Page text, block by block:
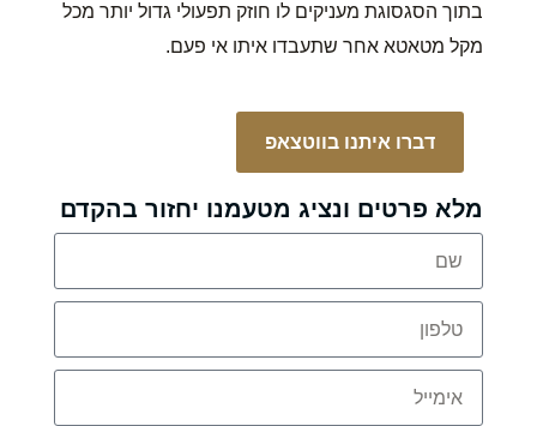
בתוך הסגסוגת מעניקים לו חוזק תפעולי גדול יותר מכל
מקל מטאטא אחר שתעבדו איתו אי פעם.
דברו איתנו בווטצאפ
מלא פרטים ונציג מטעמנו יחזור בהקדם